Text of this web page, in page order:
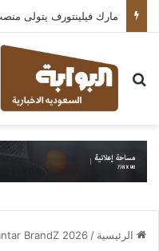
بحث عن
الرئيسية /
BrandZ 2026